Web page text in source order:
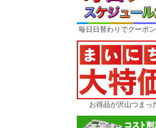
毎日日替わりでクーポ
お得品が沢山つまっ